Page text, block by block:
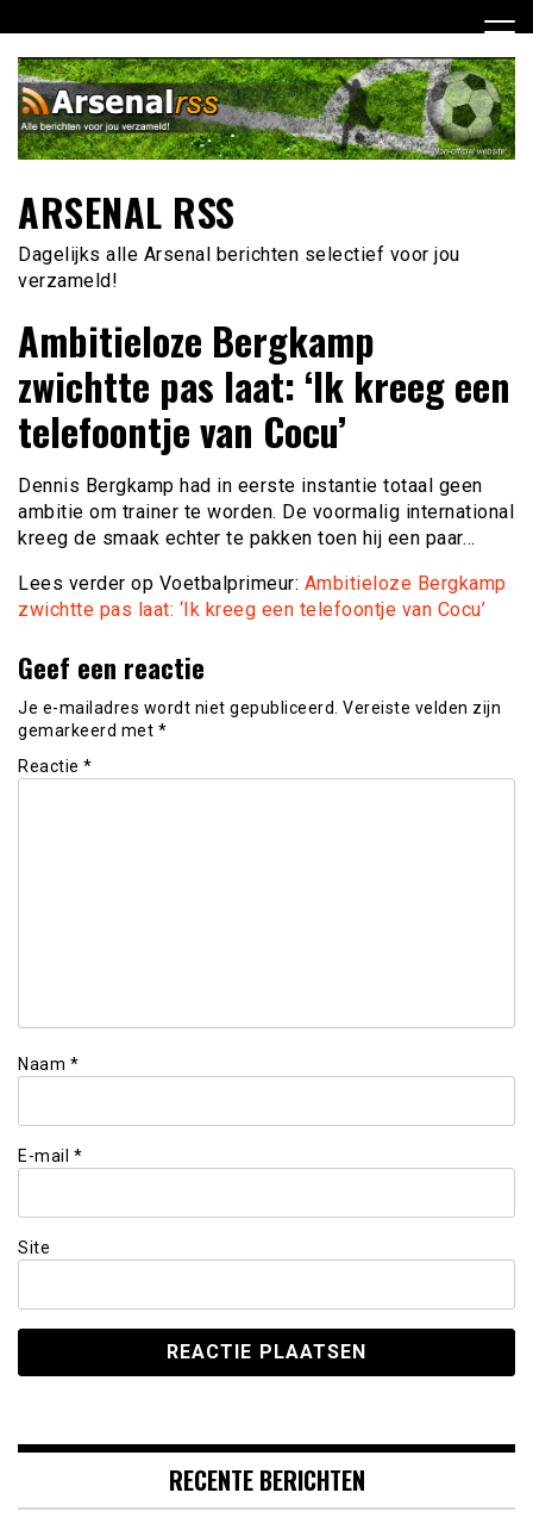
naar
inhoud
ARSENAL RSS
Dagelijks alle Arsenal berichten selectief voor jou
verzameld!
Ambitieloze Bergkamp
zwichtte pas laat: ‘Ik kreeg een
telefoontje van Cocu’
Dennis Bergkamp had in eerste instantie totaal geen
ambitie om trainer te worden. De voormalig international
kreeg de smaak echter te pakken toen hij een paar…
Lees verder op Voetbalprimeur: Ambitieloze Bergkamp
zwichtte pas laat: ‘Ik kreeg een telefoontje van Cocu’
Geef een reactie
Je e-mailadres wordt niet gepubliceerd. Vereiste velden zijn
gemarkeerd met *
Reactie *
Naam *
E-mail *
Site
RECENTE BERICHTEN